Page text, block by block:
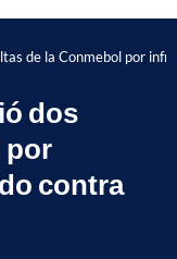
de la Conmebol por
dos
por
contra